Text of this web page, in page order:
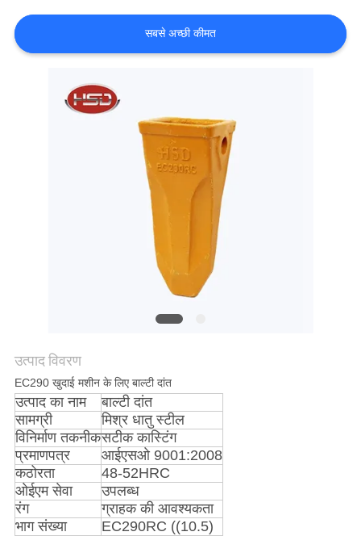
गुणवत्ता
नियंत्रण
PRIVACY
POLICY
सबसे अच्छी कीमत
उत्पाद विवरण
EC290 खुदाई मशीन के लिए बाल्टी दांत
उत्पाद का नाम
बाल्टी दांत
सामग्री
मिश्र धातु स्टील
विनिर्माण तकनीकसटीक कास्टिंग
प्रमाणपत्र
आईएसओ 9001:2008
कठोरता
48-52HRC
ओईएम सेवा
उपलब्ध
रंग
ग्राहक की आवश्यकता
भाग संख्या
EC290RC ((10.5)